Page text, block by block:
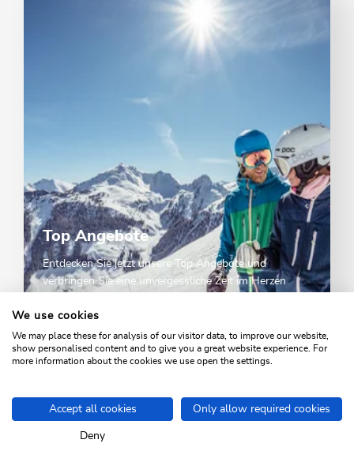
Top Angebote
Entdecken Sie jetzt unsere Top Angebote und
verbringen Sie eine unvergessliche Zeit im Herzen
TOP ANGEBOTE
We use cookies
We may place these for analysis of our visitor data, to improve our website,
show personalised content and to give you a great website experience. For
more information about the cookies we use open the settings.
Accept all cookies Only allow required cookies
Deny